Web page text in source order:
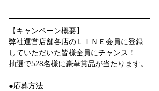
【キャンペーン概要】
弊社運営店舗各店のＬＩＮＥ会員に登録
していただいた皆様全員にチャンス！
抽選で528名様に豪華賞品が当たります。
●応募方法